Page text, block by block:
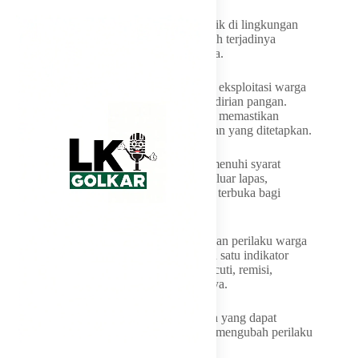
Ia menekankan bahwa pembinaan yang baik di lingkungan
pemasyarakatan setidaknya dapat mencegah terjadinya
residivisme atau pengulangan tindak pidana.
Agun juga mengingatkan agar tidak terjadi eksploitasi warga
binaan dalam pelaksanaan program kemandirian pangan.
Karena itu, perlu dilakukan asesmen untuk memastikan
peserta program telah memenuhi persyaratan yang ditetapkan.
Menurut dia, warga binaan yang telah memenuhi syarat
tertentu dapat dilibatkan dalam kegiatan di luar lapas,
sedangkan pembinaan di dalam lapas tetap terbuka bagi
Seleksi berdasarkan kepatuhan, ketaatan, dan perilaku warga
binaan, lanjut dia, juga dapat menjadi salah satu indikator
dalam pemberian hak-hak tertentu, seperti cuti, remisi,
maupun bentuk pengurangan pidana lainnya.
“Sehingga program ini juga menjadi sarana yang dapat
mendorong dan memotivasi mereka untuk mengubah perilaku